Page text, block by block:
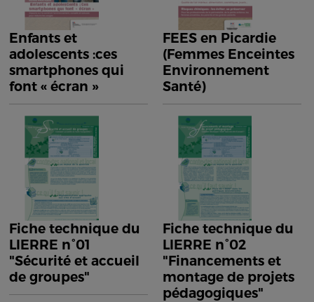
Enfants et
adolescents :ces
smartphones qui
font « écran »
FEES en Picardie
(Femmes Enceintes
Environnement
Santé)
Fiche technique du
LIERRE n°01
"Sécurité et accueil
de groupes"
Fiche technique du
LIERRE n°02
"Financements et
montage de projets
pédagogiques"